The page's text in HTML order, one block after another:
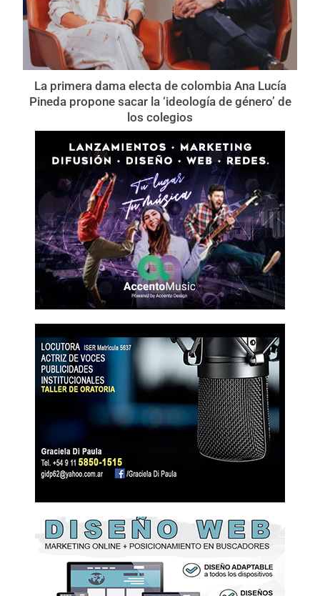
La primera dama electa de colombia Ana Lucía
Pineda propone sacar la ‘ideología de género’ de
los colegios